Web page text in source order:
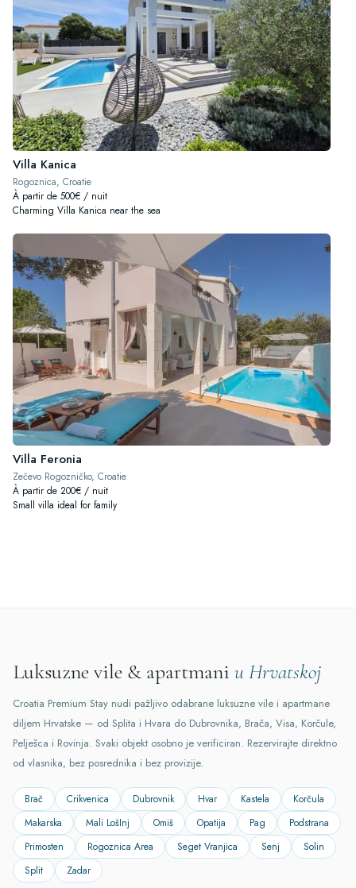
Villa Kanica
Rogoznica, Croatie
À partir de 500€ / nuit
Charming Villa Kanica near the sea
Villa Feronia
Zečevo Rogozničko, Croatie
À partir de 200€ / nuit
Small villa ideal for family
Luksuzne vile & apartmani u Hrvatskoj
Croatia Premium Stay nudi pažljivo odabrane luksuzne vile i apartmane
diljem Hrvatske — od Splita i Hvara do Dubrovnika, Brača, Visa, Korčule,
Pelješca i Rovinja. Svaki objekt osobno je verificiran. Rezervirajte direktno
od vlasnika, bez posrednika i bez provizije.
Brač Crikvenica Dubrovnik Hvar Kastela
Korčula
Makarska
Mali LošInj Omiš Opatija Pag
Podstrana
Primosten
Rogoznica Area Seget Vranjica Senj
Solin
Split
Zadar